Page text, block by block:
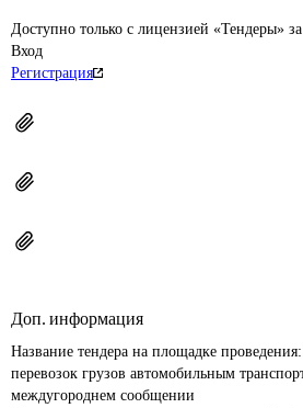
Доступно только с лицензией «Тендеры»
Вход
Регистрация
Доп. информация
Название тендера на площадке проведения:
перевозок грузов автомобильным
междугороднем сообщении